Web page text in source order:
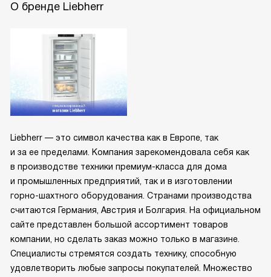
О бренде Liebherr
Liebherr — это символ качества как в Европе, так
и за ее пределами. Компания зарекомендовала себя как
в производстве техники премиум-класса для дома
и промышленных предприятий, так и в изготовлении
горно-шахтного оборудования. Странами производства
считаются Германия, Австрия и Болгария. На официальном
сайте представлен большой ассортимент товаров
компании, но сделать заказ можно только в магазине.
Специалисты стремятся создать технику, способную
удовлетворить любые запросы покупателей. Множество